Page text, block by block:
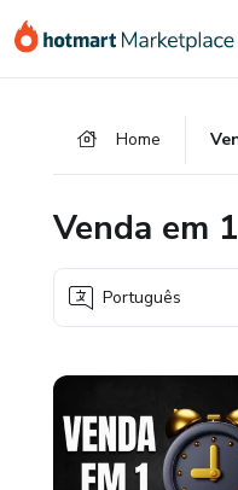
para
para
para
Home
Venda em
Português